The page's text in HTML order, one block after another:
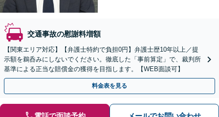
交通事故の慰謝料増額
【関東エリア対応】【弁護士特約で負担0円】弁護士歴10年以上／提
示額を鵜呑みにしないでください。徹底した「事前算定」で、裁判所
基準による正当な賠償金の獲得を目指します。【WEB面談可】
料金表を見る